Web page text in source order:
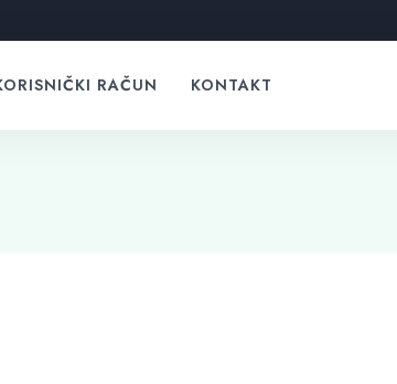
RAČUN KONTAKT